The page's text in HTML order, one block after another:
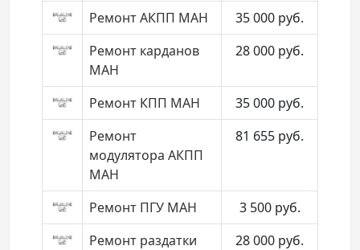
Ремонт АКПП МАН 35 000 руб.
Ремонт карданов
МАН
28 000 руб.
Ремонт КПП МАН 35 000 руб.
Ремонт
модулятора АКПП
МАН
81 655 руб.
Ремонт ПГУ МАН 3 500 руб.
Ремонт раздатки
28 000 руб.